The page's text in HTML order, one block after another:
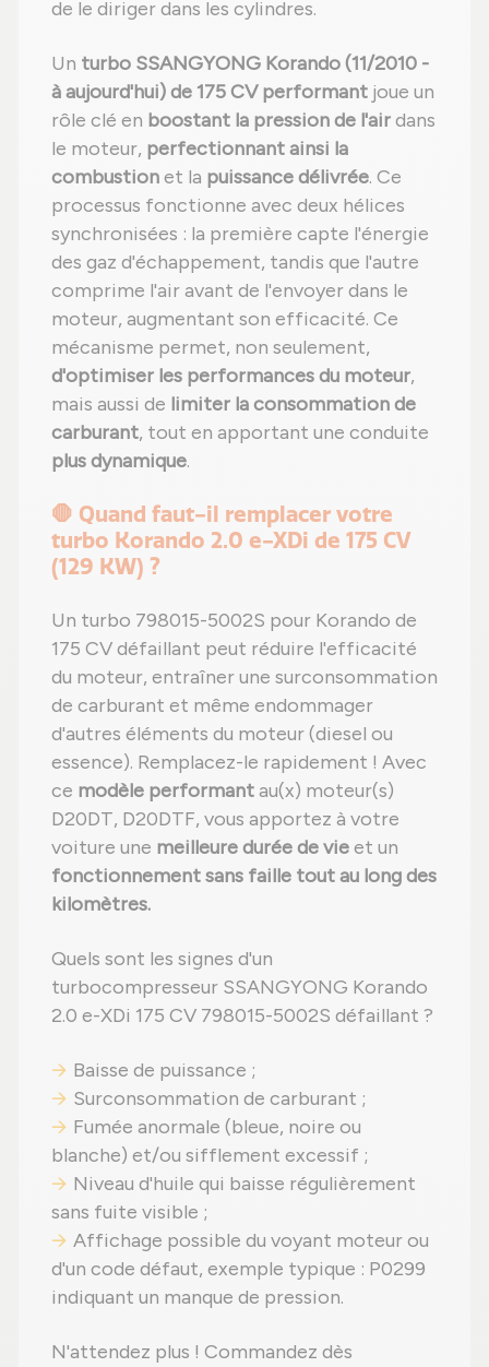
de le diriger dans les cylindres.
Un turbo SSANGYONG Korando (11/2010 -
à aujourd'hui) de 175 CV performant joue un
rôle clé en boostant la pression de l'airdans
le moteur, perfectionnant ainsi la
combustionet la puissance délivrée. Ce
processus fonctionne avec deux hélices
synchronisées : la première capte l'énergie
des gaz d'échappement, tandis que l'autre
comprime l'air avant de l'envoyer dans le
moteur, augmentant son efficacité. Ce
mécanisme permet, non seulement,
d'optimiser les performances du moteur,
mais aussi de limiter la consommation de
carburant, tout en apportant une conduite
plus dynamique.
🛑 Quand faut-il remplacer votre
turbo Korando 2.0 e-XDi de 175 CV
(129 KW) ?
Un turbo 798015-5002S pour Korando de
175 CV défaillant peut réduire l'efficacité
du moteur, entraîner une surconsommation
de carburant et même endommager
d'autres éléments du moteur (diesel ou
essence). Remplacez-le rapidement ! Avec
ce modèle performantau(x) moteur(s)
D20DT, D20DTF, vous apportez à votre
voiture une meilleure durée de vieet un
fonctionnement sans faille tout au long des
kilomètres.
Quels sont les signes d'un
turbocompresseur SSANGYONG Korando
2.0 e-XDi 175 CV 798015-5002S défaillant ?
Baisse de puissance ;
Surconsommation de carburant ;
Fumée anormale (bleue, noire ou
blanche) et/ou sifflement excessif ;
Niveau d'huile qui baisse régulièrement
sans fuite visible ;
Affichage possible du voyant moteur ou
d'un code défaut, exemple typique : P0299
indiquant un manque de pression.
N'attendez plus ! Commandez dès